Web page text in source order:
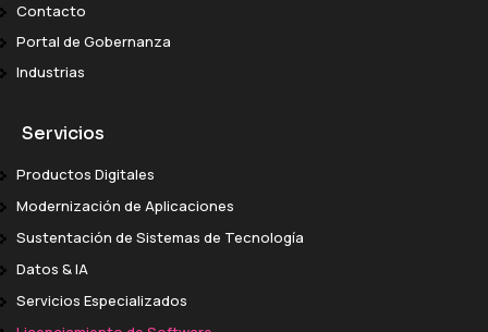
Contacto
Portal de Gobernanza
Industrias
Servicios
Productos Digitales
Modernización de Aplicaciones
Sustentación de Sistemas de Tecnología
Datos & IA
Servicios Especializados